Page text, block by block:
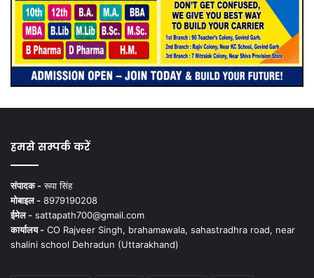
हमसे सम्पर्क करें
संपादक -रूपा सिंह
मोबाइल - 8979190208
ईमेल - sattapath700@gmail.com
कार्यालय - CO Rajveer Singh, brahamawala, sahastradhra road, near
shalini school Dehradun (Uttarakhand)